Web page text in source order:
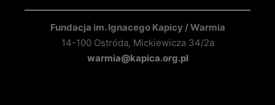
Fundacja im. Ignacego Kapicy / Warmia
14-100 Ostróda, Mickiewicza 34/2a
warmia@kapica.org.pl